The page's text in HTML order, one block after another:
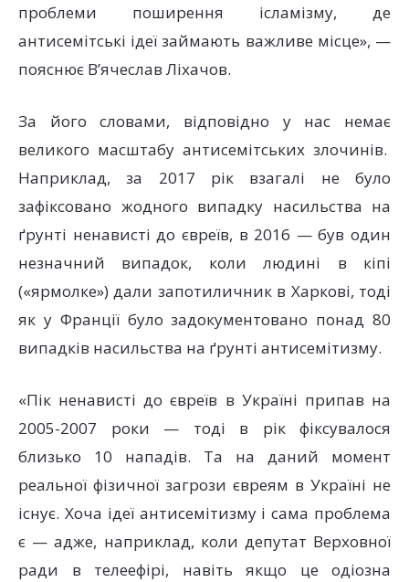
проблеми поширення ісламізму, де
антисемітські ідеї займають важливе місце», —
пояснює В’ячеслав Ліхачов.
За його словами, відповідно у нас немає
великого масштабу антисемітських злочинів.
Наприклад, за 2017 рік взагалі не було
зафіксовано жодного випадку насильства на
ґрунті ненависті до євреїв, в 2016 — був один
незначний випадок, коли людині в кіпі
(«ярмолке») дали запотиличник в Харкові, тоді
як у Франції було задокументовано понад 80
випадків насильства на ґрунті антисемітизму.
«Пік ненависті до євреїв в Україні припав на
2005-2007 роки — тоді в рік фіксувалося
близько 10 нападів. Та на даний момент
реальної фізичної загрози євреям в Україні не
існує. Хоча ідеї антисемітизму і сама проблема
є — адже, наприклад, коли депутат Верховної
ради в телеефірі, навіть якщо це одіозна